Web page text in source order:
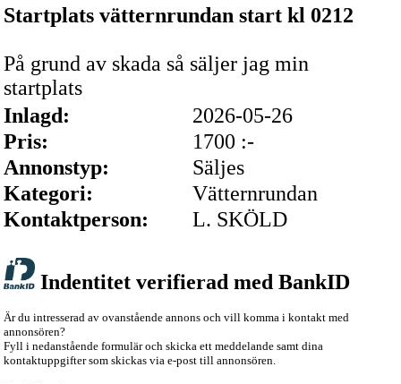
Startplats vätternrundan start kl 0212
På grund av skada så säljer jag min
startplats
Inlagd:
2026-05-26
Pris:
1700 :-
Annonstyp:
Säljes
Kategori:
Vätternrundan
Kontaktperson:
L. SKÖLD
Indentitet verifierad med BankID
Är du intresserad av ovanstående annons och vill komma i kontakt med
annonsören?
Fyll i nedanstående formulär och skicka ett meddelande samt dina
kontaktuppgifter som skickas via e-post till annonsören.